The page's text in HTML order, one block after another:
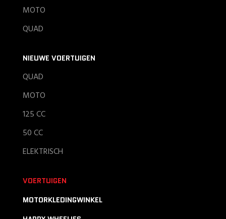
MOTO
QUAD
NIEUWE VOERTUIGEN
QUAD
MOTO
125 CC
50 CC
ELEKTRISCH
VOERTUIGEN
MOTORKLEDINGWINKEL